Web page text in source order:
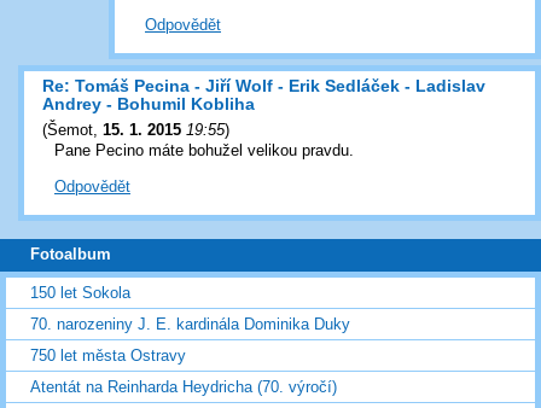
Odpovědět
Re: Tomáš Pecina - Jiří Wolf - Erik Sedláček - Ladislav
Andrey - Bohumil Kobliha
(Šemot 15. 1. 2015 19:55)
Pane Pecino máte bohužel velikou pravdu.
Odpovědět
Fotoalbum
150 let Sokola
70. narozeniny J. E. kardinála Dominika Duky
750 let města Ostravy
Atentát na Reinharda Heydricha (70. výročí)